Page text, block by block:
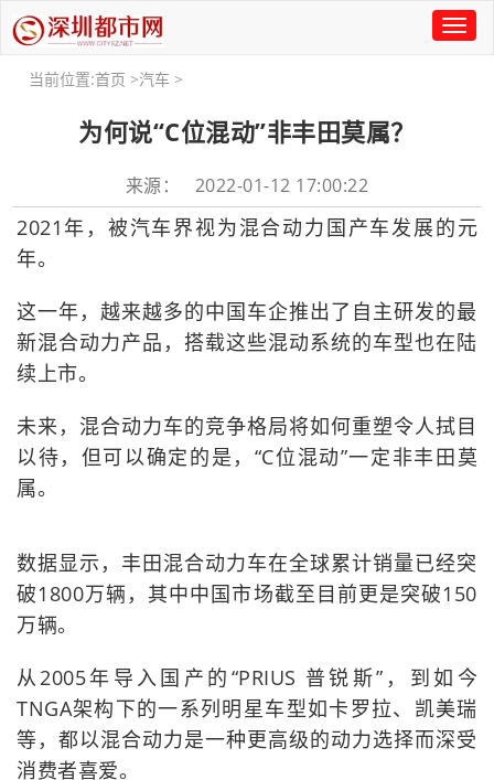
Toggle
当前位置:首页 >汽车 >
为何说“C位混动”非丰田莫属？
来源： 2022-01-12 17:00:22
2021年，被汽车界视为混合动力国产车发展的元
年。
这一年，越来越多的中国车企推出了自主研发的最
新混合动力产品，搭载这些混动系统的车型也在陆
续上市。
未来，混合动力车的竞争格局将如何重塑令人拭目
以待，但可以确定的是，“C位混动”一定非丰田莫
属。
数据显示，丰田混合动力车在全球累计销量已经突
破1800万辆，其中中国市场截至目前更是突破150
万辆。
从2005年导入国产的“PRIUS 普锐斯”，到如今
TNGA架构下的一系列明星车型如卡罗拉、凯美瑞
等，都以混合动力是一种更高级的动力选择而深受
消费者喜爱。